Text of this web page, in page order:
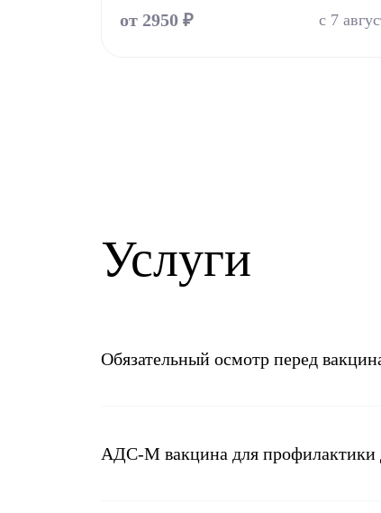
от 2950 ₽ с 7
Услуги
Обязательный осмотр перед
АДС-М вакцина для профилактики